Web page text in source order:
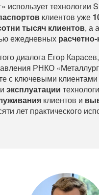
использует технологии
клиентов уже
тысяч клиентов, а
ежедневных
диалога Егор
РНКО
с ключевыми
и эксплуатации
клиентов и
лет практического